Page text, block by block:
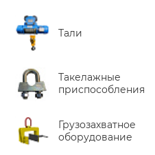
Тали
Такелажные
приспособления
Грузозахватное
оборудование